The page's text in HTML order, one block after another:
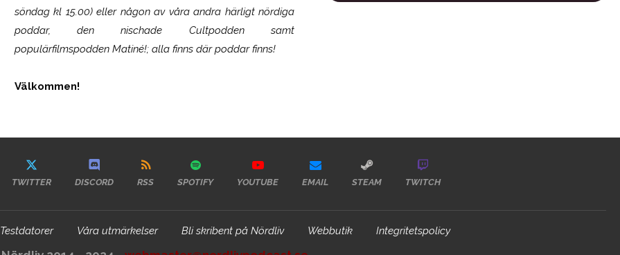
söndag kl 15.00) eller någon av våra andra härligt nördiga
poddar, den nischade Cultpodden samt
populärfilmspodden Matiné!; alla finns där poddar finns!
Välkommen!
TWITTER DISCORD RSS SPOTIFY YOUTUBE EMAIL STEAM TWITCH
Testdatorer Våra utmärkelser Bli skribent på Nördliv Webbutik Integritetspolicy